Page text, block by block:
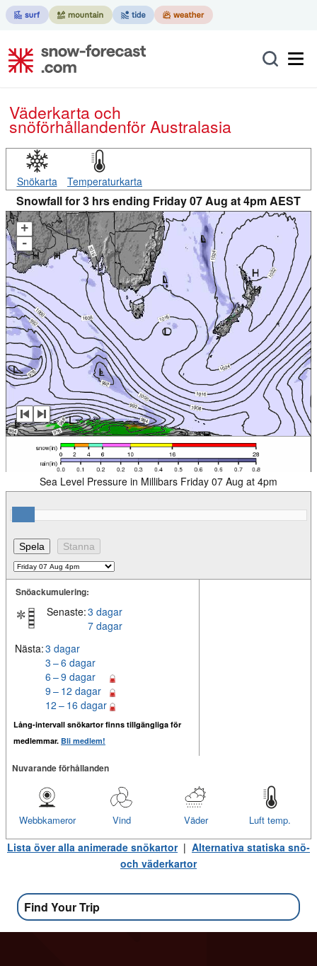
Väderkarta och
snöförhållandenför Australasia
Snökarta Temperaturkarta
Snowfall for 3 hrs ending Friday 07 Aug at 4pm AEST
+
-
Sea Level Pressure in Millibars Friday 07 Aug at 4pm
Snöackumulering:
Senaste:3 dagar
7 dagar
Nästa:3 dagar
3 – 6 dagar
6 – 9 dagar
9 – 12 dagar
12 – 16 dagar
Lång-intervall snökartor finns tillgängliga för
medlemmar. Bli medlem!
Nuvarande förhållanden
Luft temp.
Väder
Vind
Webbkameror
Lista över alla animerade snökartor| Alternativa statiska snö-
och väderkartor
Find Your Trip